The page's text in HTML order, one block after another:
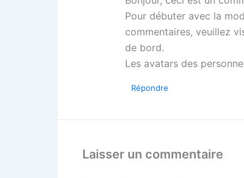
Pour débuter avec la
commentaires, veuillez
de bord.
Les avatars des
Répondre
Laisser un commentaire